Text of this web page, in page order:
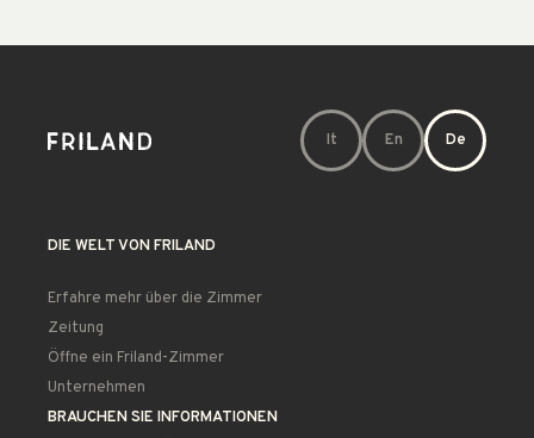
It En De
DIE WELT VON FRILAND
Erfahre mehr über die Zimmer
Zeitung
Öffne ein Friland-Zimmer
Unternehmen
BRAUCHEN SIE INFORMATIONEN